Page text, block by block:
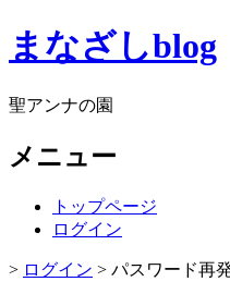
まなざしblog
聖アンナの園
メニュー
トップページ
ログイン
> ログイン > パスワード再